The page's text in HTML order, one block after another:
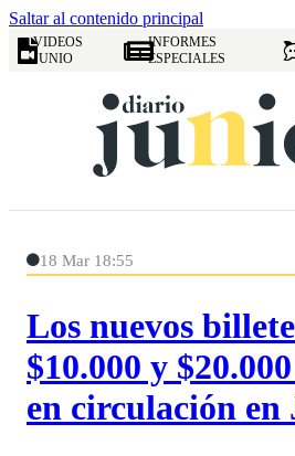
Saltar al contenido principal
VIDEOS
JUNIO
INFORMES
ESPECIALES
18 Mar 18:55
Los nuevos
$10.000 y
en circulación en